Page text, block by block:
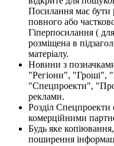
Посилання має бути
повного або
Гіперпосилання (
розміщена в
матеріалу.
Новини з
"Регіони", "Гроші",
"Спецпроекти",
реклами.
Розділ Спецпроекти
комерційними
Будь яке
поширення